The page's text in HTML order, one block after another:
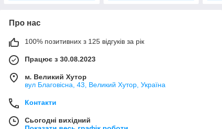
Про нас
100% позитивних з 125 відгуків за рік
Працює з 30.08.2023
м. Великий Хутор
вул Благовісна, 43, Великий Хутор, Україна
Контакти
Сьогодні вихідний